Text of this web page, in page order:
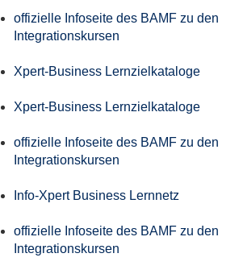
offizielle Infoseite des BAMF zu den
Integrationskursen
Xpert-Business Lernzielkataloge
Xpert-Business Lernzielkataloge
offizielle Infoseite des BAMF zu den
Integrationskursen
Info-Xpert Business Lernnetz
offizielle Infoseite des BAMF zu den
Integrationskursen